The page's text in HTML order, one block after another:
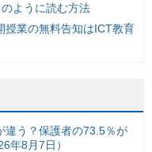
ように読む方法
授業の無料告知はICT教育
違う？保護者の73.5％が
年8月7日）